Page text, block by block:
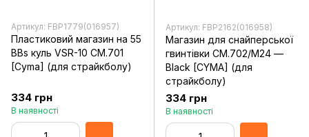
Артикул: FBP1779(016957)
Пластиковий магазин на 55
BBs куль VSR-10 CM.701
[Cyma] (для страйкболу)
334 грн
В наявності
Артикул: FBP2162(016958)
Магазин для снайперської
гвинтівки CM.702/M24 —
Black [CYMA] (для
страйкболу)
334 грн
В наявності